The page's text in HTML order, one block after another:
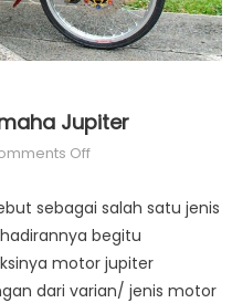
Jupiter
Offon
Tentang
Motor
Yamaha
Jupiter
sebagai salah satu jenis
begitu
motor jupiter
dari varian/ jenis motor